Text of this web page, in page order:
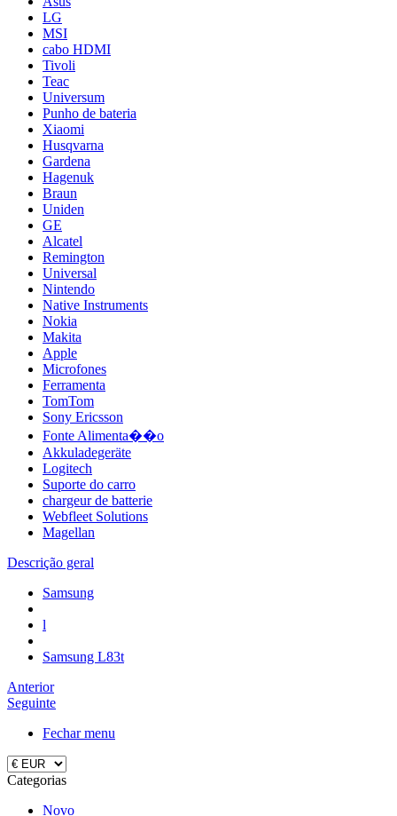
LG
MSI
cabo HDMI
Tivoli
Teac
Universum
Punho de bateria
Xiaomi
Husqvarna
Gardena
Hagenuk
Braun
Uniden
GE
Alcatel
Remington
Universal
Nintendo
Native Instruments
Nokia
Makita
Apple
Microfones
Ferramenta
TomTom
Sony Ericsson
Fonte Alimenta��o
Akkuladegeräte
Logitech
Suporte do carro
chargeur de batterie
Webfleet Solutions
Magellan
Descrição geral
Samsung
l
Samsung L83t
Anterior
Seguinte
Fechar menu
Categorias
Novo